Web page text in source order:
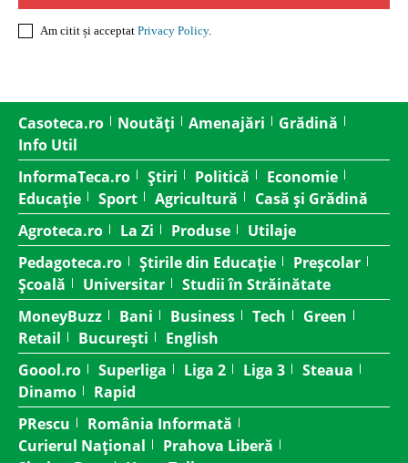
Am citit și acceptat Privacy Policy.
Casoteca.ro Noutăți Amenajări
Grădină
Info Util
InformaTeca.ro
Știri Politică
Economie
Educație
Sport Agricultură
Casă și Grădină
Agroteca.ro
La Zi Produse
Utilaje
Pedagoteca.ro
Știrile din Educație
Preșcolar
Școală
Universitar
Studii în Străinătate
MoneyBuzz
Bani Business Tech
Green
Retail
București
English
Goool.ro
Superliga Liga 2 Liga 3
Steaua
Dinamo
Rapid
PRescu
România Informată
Curierul Național
Prahova Liberă